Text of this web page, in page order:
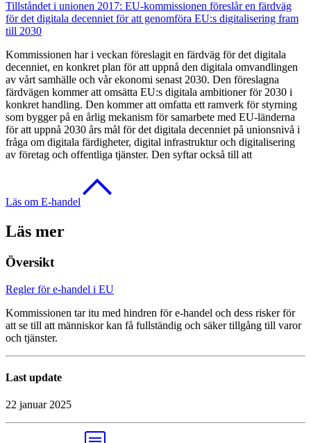
Tillståndet i unionen 2017: EU-kommissionen föreslår en färdväg
för det digitala decenniet för att genomföra EU:s digitalisering fram
till 2030
Kommissionen har i veckan föreslagit en färdväg för det digitala
decenniet, en konkret plan för att uppnå den digitala omvandlingen
av vårt samhälle och vår ekonomi senast 2030. Den föreslagna
färdvägen kommer att omsätta EU:s digitala ambitioner för 2030 i
konkret handling. Den kommer att omfatta ett ramverk för styrning
som bygger på en årlig mekanism för samarbete med EU-länderna
för att uppnå 2030 års mål för det digitala decenniet på unionsnivå i
fråga om digitala färdigheter, digital infrastruktur och digitalisering
av företag och offentliga tjänster. Den syftar också till att
Läs om E-handel
Läs mer
Översikt
Regler för e-handel i EU
Kommissionen tar itu med hindren för e-handel och dess risker för
att se till att människor kan få fullständig och säker tillgång till varor
och tjänster.
Last update
22 januar 2025